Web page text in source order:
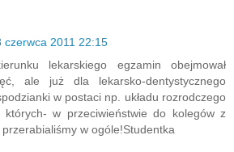
czerwca 2011 22:15
lekarskiego egzamin obejmował
ale już dla lekarsko-dentystycznego
w postaci np. układu rozrodczego
których- w przeciwieństwie do kolegów z
w ogóle!Studentka